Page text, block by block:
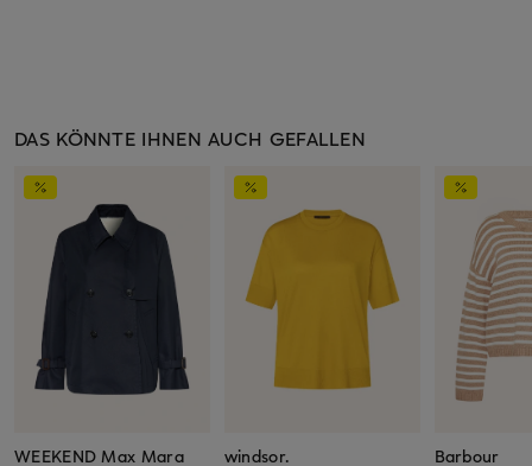
DAS KÖNNTE IHNEN AUCH GEFALLEN
WEEKEND Max Mara
windsor.
Barbour